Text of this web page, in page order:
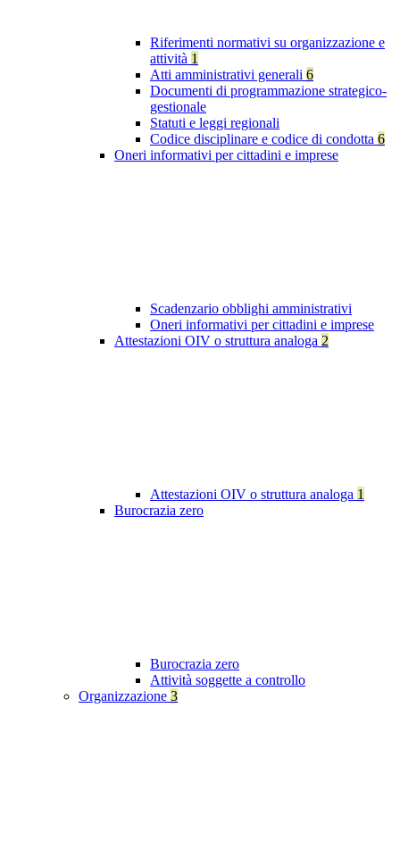
Riferimenti normativi su organizzazione e
attività 1
Atti amministrativi generali 6
Documenti di programmazione strategico-
gestionale
Statuti e leggi regionali
Codice disciplinare e codice di condotta 6
Oneri informativi per cittadini e imprese
Scadenzario obblighi amministrativi
Oneri informativi per cittadini e imprese
Attestazioni OIV o struttura analoga 2
Attestazioni OIV o struttura analoga 1
Burocrazia zero
Burocrazia zero
Attività soggette a controllo
Organizzazione 3